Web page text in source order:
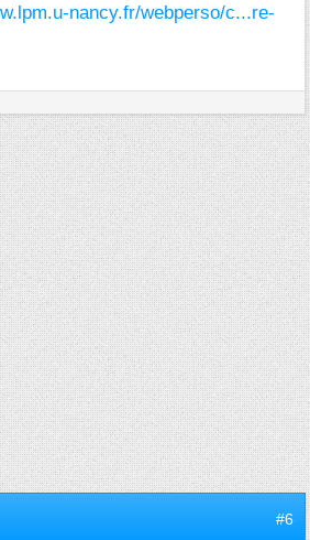
nancy.fr/webperso/c...re-
#6